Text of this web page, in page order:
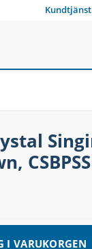
Kundtjänst
I VARUKORGEN